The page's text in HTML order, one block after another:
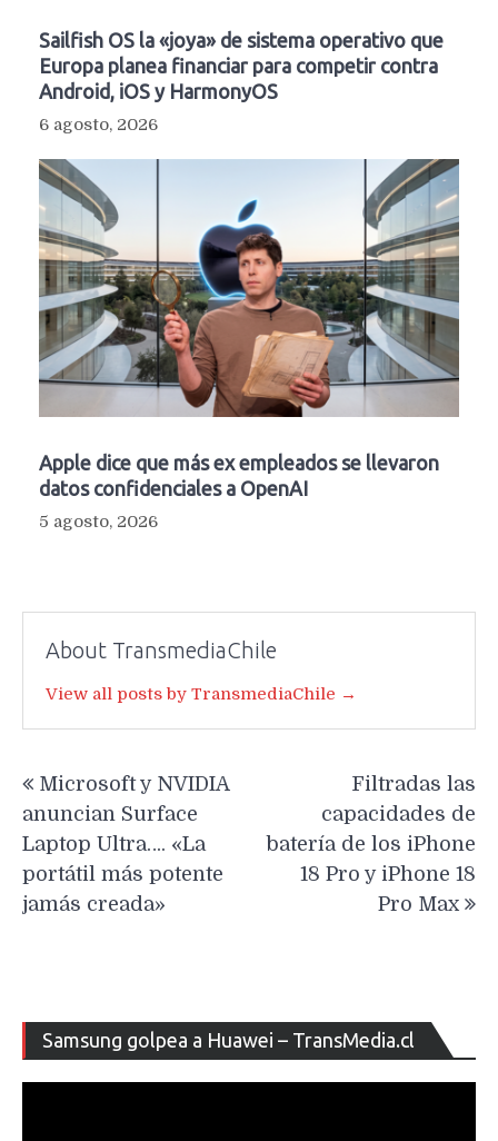
Sailfish OS la «joya» de sistema operativo que
Europa planea financiar para competir contra
Android, iOS y HarmonyOS
6 agosto, 2026
Apple dice que más ex empleados se llevaron
datos confidenciales a OpenAI
5 agosto, 2026
About TransmediaChile
View all posts by TransmediaChile →
entradas
Microsoft y NVIDIA
anuncian Surface
Laptop Ultra…. «La
portátil más potente
jamás creada»
Filtradas las
capacidades de
batería de los iPhone
18 Pro y iPhone 18
Pro Max
Samsung golpea a Huawei – TransMedia.cl
de